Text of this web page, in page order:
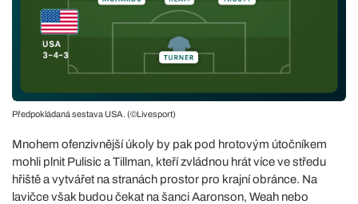
Předpokládaná sestava USA. (©Livesport)
Mnohem ofenzivnější úkoly by pak pod hrotovým útočníkem
mohli plnit Pulisic a Tillman, kteří zvládnou hrát více ve středu
hřiště a vytvářet na stranách prostor pro krajní obránce. Na
lavičce však budou čekat na šanci Aaronson, Weah nebo